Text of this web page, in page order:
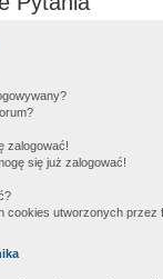
zalogować!
się już zalogować!
cookies utworzonych przez